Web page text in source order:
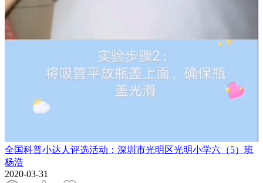
全国科普小达人评选活动：深圳市光明区光明小学六（5）班
杨浩
2020-03-31